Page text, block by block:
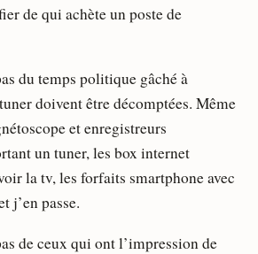
de qui achète un poste de
du temps politique gâché à
doivent être décomptées. Même
et enregistreurs
un tuner, les box internet
la tv, les forfaits smartphone avec
j’en passe.
de ceux qui ont l’impression de